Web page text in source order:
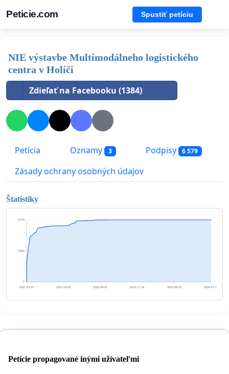
Peticie.com Spustiť petíciu
NIE výstavbe Multimodálneho logistického
centra v Holíči
Zdieľať na Facebooku (1384)
Petícia Oznamy 3 Podpisy 6 579
Zásady ochrany osobných údajov
Štatistiky
0
3 290
6 579
2021-03-03 2021-09-29 2022-04-27 2022-11-24 2023-06-22 2024-01-18
Petície propagované inými užívateľmi